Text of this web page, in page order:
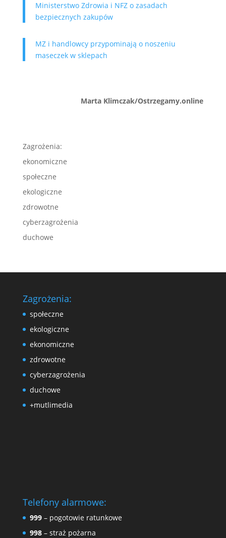
Ministerstwo Zdrowia i NFZ o zasadach
bezpiecznych zakupów
MZ i handlowcy przypominają o noszeniu
maseczek w sklepach
Marta Klimczak/Ostrzegamy.online
Zagrożenia:
ekonomiczne
społeczne
ekologiczne
zdrowotne
cyberzagrożenia
duchowe
Zagrożenia:
społeczne
ekologiczne
ekonomiczne
zdrowotne
cyberzagrożenia
duchowe
+mutlimedia
Telefony alarmowe:
999– pogotowie ratunkowe
998– straż pożarna